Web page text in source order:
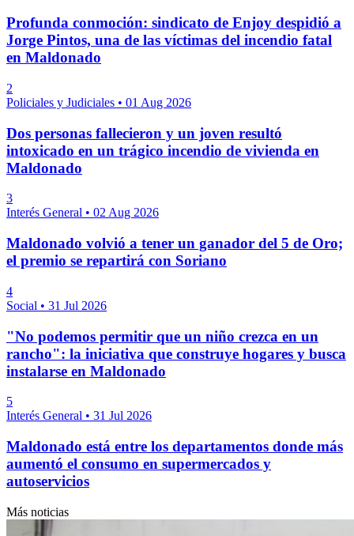
Profunda conmoción: sindicato de Enjoy despidió a
Jorge Pintos, una de las víctimas del incendio fatal
en Maldonado
2
Policiales y Judiciales • 01 Aug 2026
Dos personas fallecieron y un joven resultó
intoxicado en un trágico incendio de vivienda en
Maldonado
3
Interés General • 02 Aug 2026
Maldonado volvió a tener un ganador del 5 de Oro;
el premio se repartirá con Soriano
4
Social • 31 Jul 2026
"No podemos permitir que un niño crezca en un
rancho": la iniciativa que construye hogares y busca
instalarse en Maldonado
5
Interés General • 31 Jul 2026
Maldonado está entre los departamentos donde más
aumentó el consumo en supermercados y
autoservicios
Más noticias